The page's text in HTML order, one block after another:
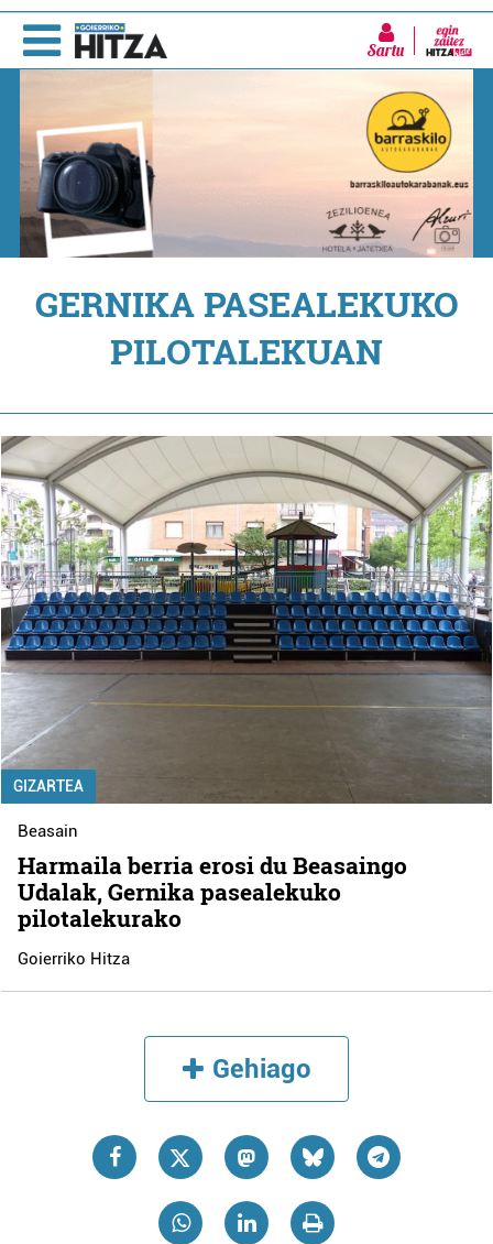
Sartu
GERNIKA PASEALEKUKO
PILOTALEKUAN
GIZARTEA
Beasain
Harmaila berria erosi du Beasaingo
Udalak, Gernika pasealekuko
pilotalekurako
Goierriko Hitza
Gehiago